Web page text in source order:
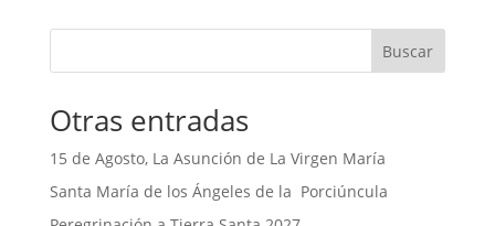
Buscar
Otras entradas
15 de Agosto, La Asunción de La Virgen María
Santa María de los Ángeles de la Porciúncula